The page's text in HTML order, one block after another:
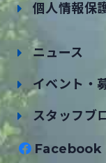
個人情報保
ニュース
イベント・
スタッフブ
Facebook